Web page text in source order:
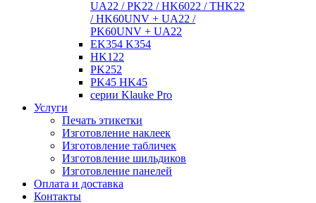
UA22 / PK22 / HK6022 / THK22
/ HK60UNV + UA22 /
PK60UNV + UA22
EK354 K354
HK122
PK252
PK45 HK45
серии Klauke Pro
Услуги
Печать этикетки
Изготовление наклеек
Изготовление табличек
Изготовление шильдиков
Изготовление панелей
Оплата и доставка
Контакты